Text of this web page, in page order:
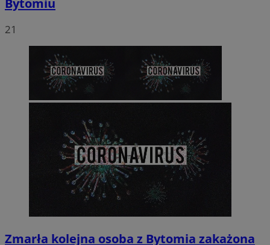
21
Zmarła kolejna osoba z Bytomia zakażona